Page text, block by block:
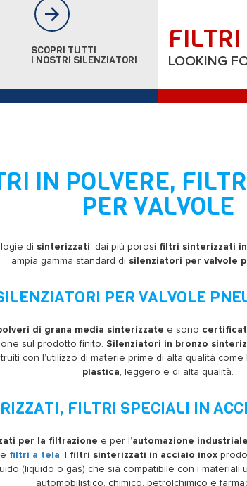
SCOPRI TUTTI
I NOSTRI SILENZIATORI
FILTRI
LOOKING
IN POLVERE,
PER VALVOLE
di sinterizzati: dai più porosi filtri sinterizzati
ampia gamma standard di silenziatori per valvole
PER VALVOLE
di grana media sinterizzate e sono
sul prodotto finito. Silenziatori in bronzo
con l’utilizzo di materie prime di alta qualità come
plastica , leggero e di alta qualità.
FILTRI SPECIALI IN
per la filtrazione e per l’automazione industriale
e filtri a tela . I filtri sinterizzati in acciaio inox
(liquido o gas) che sia compatibile con i materiali
automobilistico, chimico, petrolchimico e